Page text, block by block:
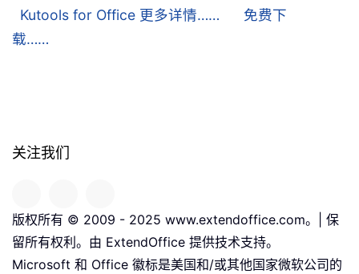
Kutools for Office 更多详情……
免费下
载……
关注我们
版权所有 © 2009 - 2025 www.extendoffice.com。| 保
留所有权利。由 ExtendOffice 提供技术支持。
Microsoft 和 Office 徽标是美国和/或其他国家微软公司的